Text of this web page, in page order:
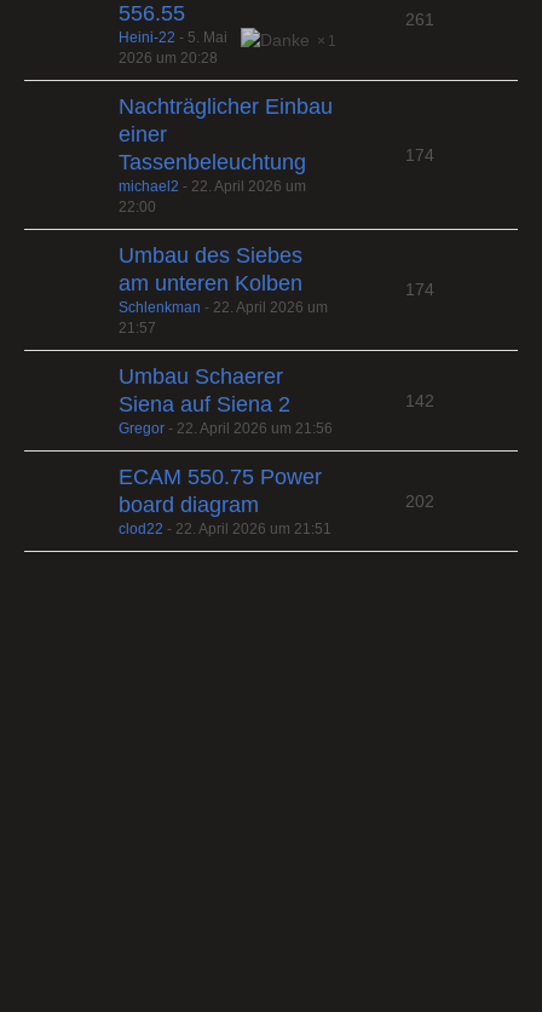
556.55
1
Heini-22 - 5. Mai
2026 um 20:28
261
Nachträglicher Einbau
einer
Tassenbeleuchtung
michael2 - 22. April 2026 um
22:00
174
Umbau des Siebes
am unteren Kolben
Schlenkman - 22. April 2026 um
21:57
174
Umbau Schaerer
Siena auf Siena 2
Gregor - 22. April 2026 um 21:56
142
ECAM 550.75 Power
board diagram
clod22 - 22. April 2026 um 21:51
202